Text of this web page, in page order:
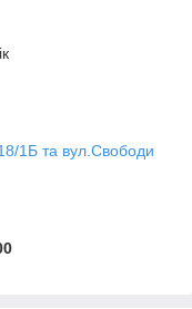
1Б та вул.Свободи